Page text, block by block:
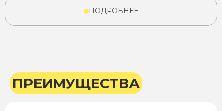
ПОДРОБНЕЕ
ПРЕИМУЩЕСТВА